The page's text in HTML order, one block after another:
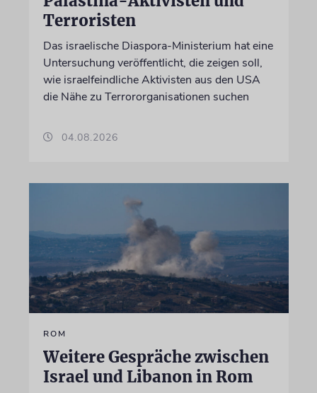
Terroristen
Das israelische Diaspora-Ministerium hat eine
Untersuchung veröffentlicht, die zeigen soll,
wie israelfeindliche Aktivisten aus den USA
die Nähe zu Terrororganisationen suchen
04.08.2026
ROM
Weitere Gespräche zwischen
Israel und Libanon in Rom